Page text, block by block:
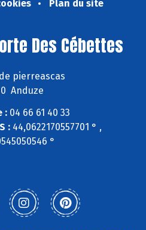
Plan du site
Des Cébettes
pierreascas
Anduze
: 04 66 61 40 33
:44,0622170557701 ° ,
°